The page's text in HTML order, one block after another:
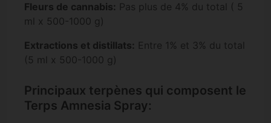
Fleurs de cannabis: Pas plus de 4% du total ( 5
ml x 500-1000 g)
Extractions et distillats: Entre 1% et 3% du total
(5 ml x 500-1000 g)
Principaux terpènes qui composent le
Terps Amnesia Spray: